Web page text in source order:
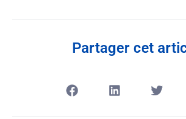
Partager cet